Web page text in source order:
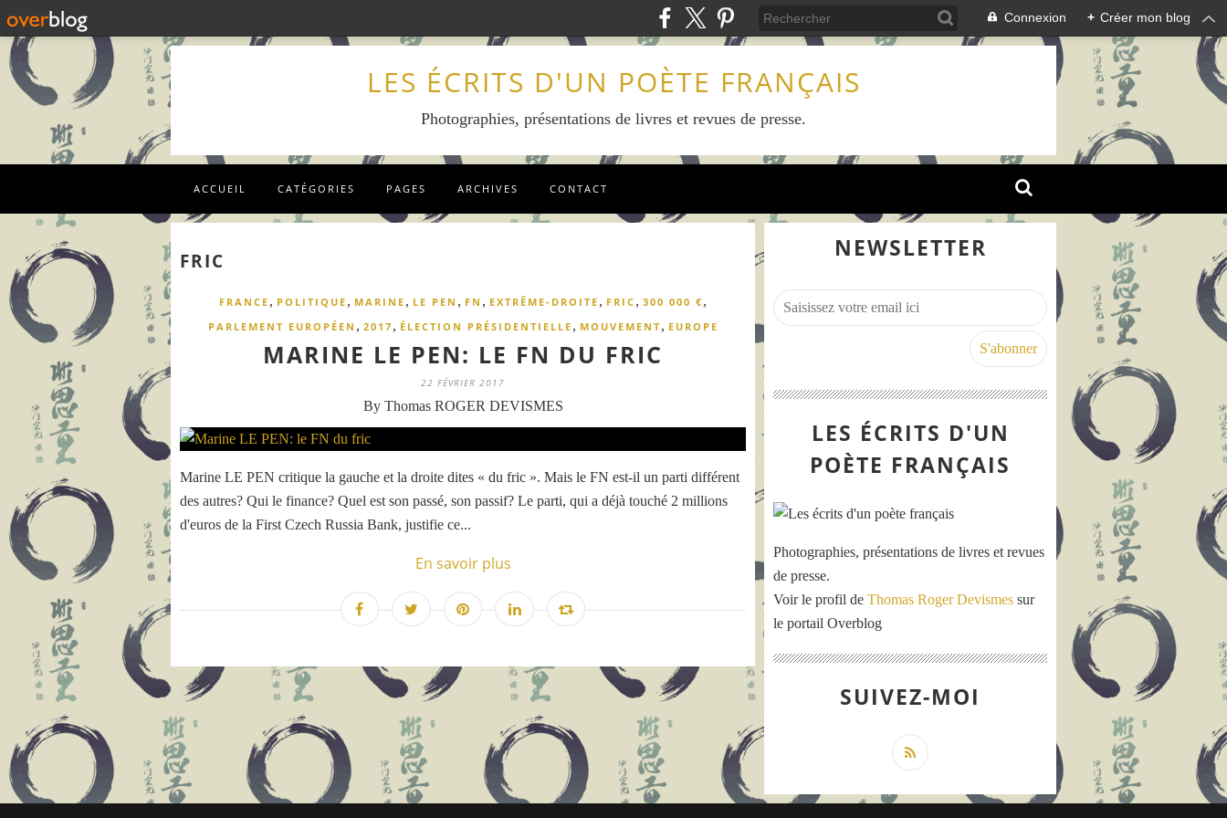
Connexion + Créer mon blog
LES ÉCRITS D'UN POÈTE FRANÇAIS
Photographies, présentations de livres et revues de presse.
ACCUEIL CATÉGORIES PAGES ARCHIVES CONTACT
FRIC
FRANCE , POLITIQUE , MARINE , LE PEN , FN , EXTRÊME-DROITE , FRIC , 300 000 € ,
PARLEMENT EUROPÉEN , 2017 , ÉLECTION PRÉSIDENTIELLE , MOUVEMENT, EUROPE
MARINE LE PEN: LE FN DU FRIC
22 FÉVRIER 2017
By Thomas ROGER DEVISMES
Marine LE PEN critique la gauche et la droite dites « du fric ». Mais le FN est-il un parti différent
des autres? Qui le finance? Quel est son passé, son passif? Le parti, qui a déjà touché 2 millions
d'euros de la First Czech Russia Bank, justifie ce...
En savoir plus
NEWSLETTER
LES ÉCRITS D'UN
POÈTE FRANÇAIS
Photographies, présentations de livres et revues
de presse.
Voir le profil de Thomas Roger Devismes sur
le portail Overblog
SUIVEZ-MOI